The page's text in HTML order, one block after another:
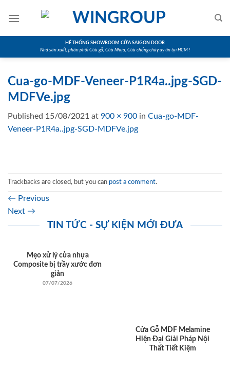
HỆ THỐNG SHOWROOM CỬA SAIGON DOOR
Nhà sản xuất, phân phối Cửa gỗ, Cửa Nhựa, Cửa chống cháy uy tín tại HCM !
Cua-go-MDF-Veneer-P1R4a..jpg-SGD-
MDFVe.jpg
Published 15/08/2021 at 900 × 900 in Cua-go-MDF-
Veneer-P1R4a..jpg-SGD-MDFVe.jpg
Trackbacks are closed, but you can post a comment.
← Previous
Next →
TIN TỨC - SỰ KIỆN MỚI ĐƯA
Mẹo xử lý cửa nhựa
Composite bị trầy xước đơn
giản
07/07/2026
Cửa Gỗ MDF Melamine
Hiện Đại Giải Pháp Nội
Thất Tiết Kiệm